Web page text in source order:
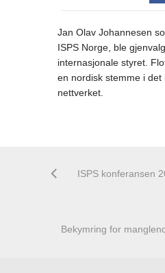
Jan Olav Johannesen
ISPS Norge, ble
internasjonale styret.
en nordisk stemme i det
nettverket.
ISPS konferansen